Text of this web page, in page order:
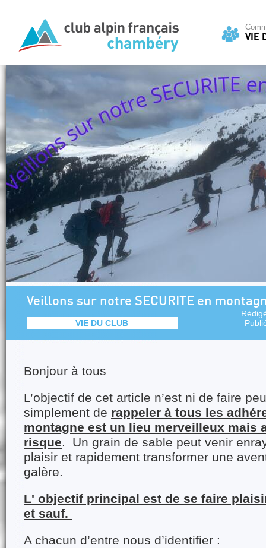
VIE
Veillons sur notre SECURITE en
VIE DU CLUB
Bonjour à tous
L’objectif de cet article n’est ni de faire
simplement de rappeler à tous les
montagne est un lieu merveilleux mais
risque. Un grain de sable peut venir
plaisir et rapidement transformer une
galère.
L' objectif principal est de se faire
et sauf.
A chacun d’entre nous d’identifier :